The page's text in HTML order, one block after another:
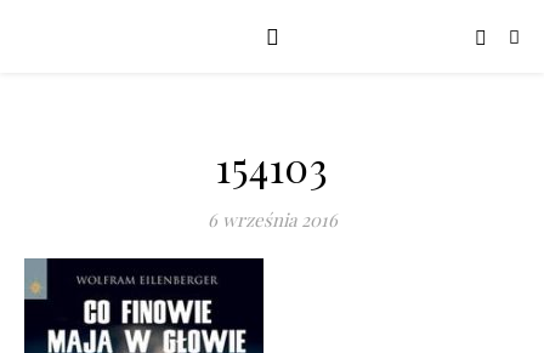
154103
6 września 2016